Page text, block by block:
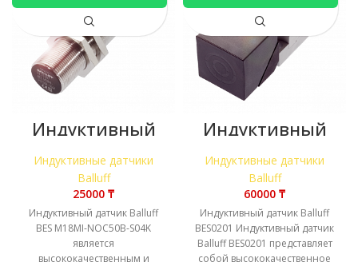
Индуктивный
датчик Balluff
BES M18MI-
NOC50B-S04K
Индуктивные датчики
Balluff
₸
Индуктивный датчик Balluff
BES M18MI-NOC50B-S04K
является
высококачественным и
Индуктивный
датчик Balluff
BES0201
Индуктивные датчики
Balluff
₸
Индуктивный датчик Balluff
BES0201 Индуктивный датчик
Balluff BES0201 представляет
собой высококачественное